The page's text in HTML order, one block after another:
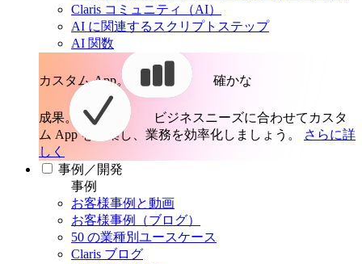
Claris コミュニティ（AI）
AI に関連するスクリプトステップ
AI 関数
カスタム App。 確かな
成果。
ビジネスニーズに合わせてカスタ
ム App を構築し、業務を効率化しましょう。
さらに詳
しく
事例／開発
事例
お客様事例と動画
お客様事例（ブログ）
50 の業種別ユースケース
Claris ブログ